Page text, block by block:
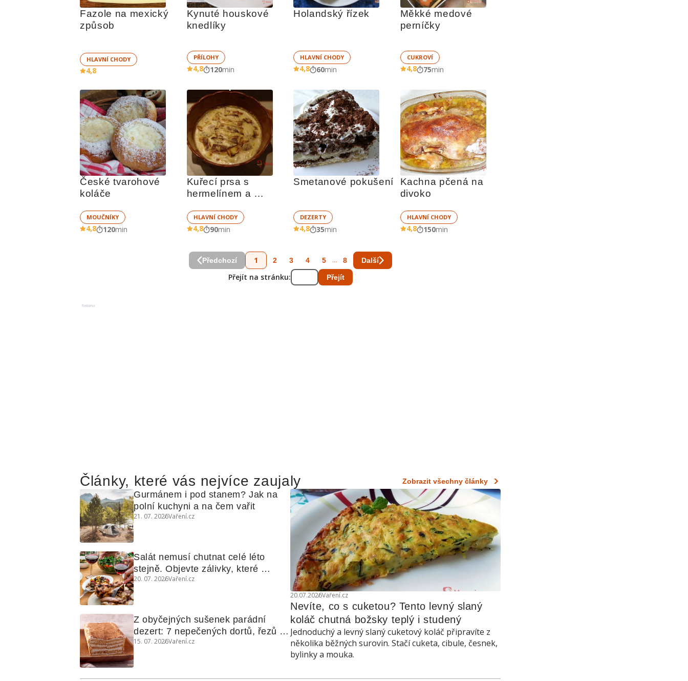
Fazole na mexický
způsob
HLAVNÍ CHODY
4,8
Kynuté houskové
knedlíky
PŘÍLOHY
4,8 120min
Holandský řízek
HLAVNÍ CHODY
4,8 60min
Měkké medové
perníčky
CUKROVÍ
4,8 75min
České tvarohové
koláče
MOUČNÍKY
4,8 120min
Kuřecí prsa s
hermelínem a
HLAVNÍ CHODY
4,8 90min
Smetanové pokušení
DEZERTY
4,8 35min
Kachna pčená na
divoko
HLAVNÍ CHODY
4,8 150min
Předchozí 1 2 3 4 5 ... 8 Další
Přejít na stránku: Přejít
Reklama
Články, které vás nejvíce zaujaly Zobrazit všechny články
20.07.2026Vaření.cz
Nevíte, co s cuketou? Tento levný slaný
koláč chutná božsky teplý i studený
Jednoduchý a levný slaný cuketový koláč připravíte z
několika běžných surovin. Stačí cuketa, cibule, česnek,
bylinky a mouka.
Gurmánem i pod stanem? Jak na
polní kuchyni a na čem vařit
21. 07. 2026Vaření.cz
Salát nemusí chutnat celé léto
stejně. Objevte zálivky, které
využijete i na maso, nudle nebo
20. 07. 2026Vaření.cz
Z obyčejných sušenek parádní
dezert: 7 nepečených dortů, řezů a
koláčů
15. 07. 2026Vaření.cz